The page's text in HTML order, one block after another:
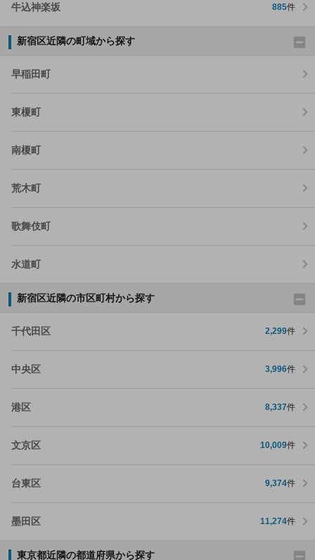
牛込神楽坂 885件
新宿区近隣の町域から探す
早稲田町
東榎町
南榎町
荒木町
歌舞伎町
水道町
新宿区近隣の市区町村から探す
千代田区 2,299件
中央区 3,996件
港区 8,337件
文京区 10,009件
台東区 9,374件
墨田区 11,274件
東京都近隣の都道府県から探す